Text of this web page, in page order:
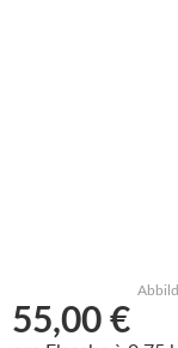
55,00 €